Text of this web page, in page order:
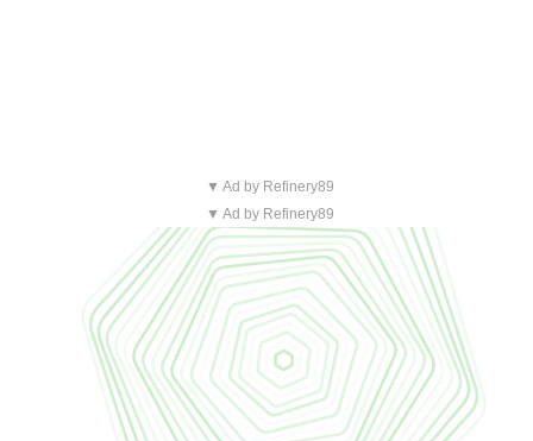
▼ Ad by Refinery89
▼ Ad by Refinery89